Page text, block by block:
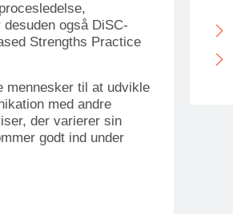
også DiSC-
Strengths Practice
mennesker til at udvikle
med andre
der varierer sin
godt ind under